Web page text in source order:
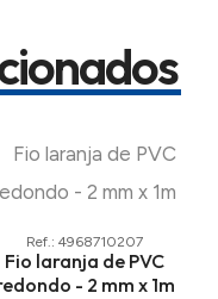
Ref.: 4968710207
Fio laranja de PVC
- 2 mm x 1m